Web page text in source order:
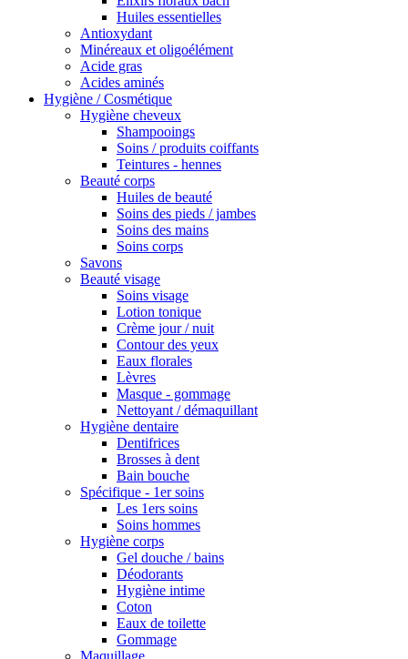
Huiles essentielles
Antioxydant
Minéreaux et oligoélément
Acide gras
Acides aminés
Hygiène / Cosmétique
Hygiène cheveux
Shampooings
Soins / produits coiffants
Teintures - hennes
Beauté corps
Huiles de beauté
Soins des pieds / jambes
Soins des mains
Soins corps
Savons
Beauté visage
Soins visage
Lotion tonique
Crème jour / nuit
Contour des yeux
Eaux florales
Lèvres
Masque - gommage
Nettoyant / démaquillant
Hygiène dentaire
Dentifrices
Brosses à dent
Bain bouche
Spécifique - 1er soins
Les 1ers soins
Soins hommes
Hygiène corps
Gel douche / bains
Déodorants
Hygiène intime
Coton
Eaux de toilette
Gommage
Maquillage